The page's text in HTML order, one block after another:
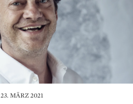
23. MÄRZ 2021